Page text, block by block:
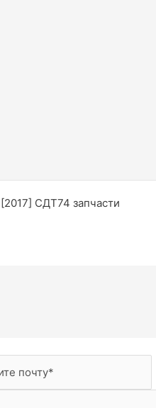
СДТ74 запчасти